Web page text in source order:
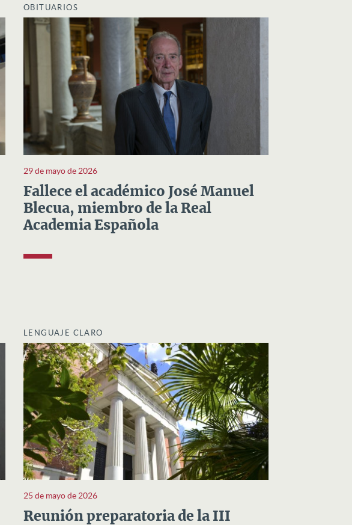
OBITUARIOS
29 de mayo de 2026
Fallece el académico José Manuel
Blecua, miembro de la Real
Academia Española
LENGUAJE CLARO
25 de mayo de 2026
Reunión preparatoria de la III